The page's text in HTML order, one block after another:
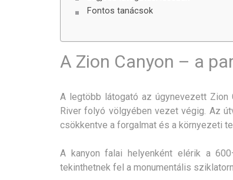
Fontos tanácsok
A Zion Canyon – a
A legtöbb látogató az úgynevezett
River folyó völgyében vezet végig. Az
csökkentve a forgalmat és a környezeti
A kanyon falai helyenként elérik a
tekinthetnek fel a monumentális